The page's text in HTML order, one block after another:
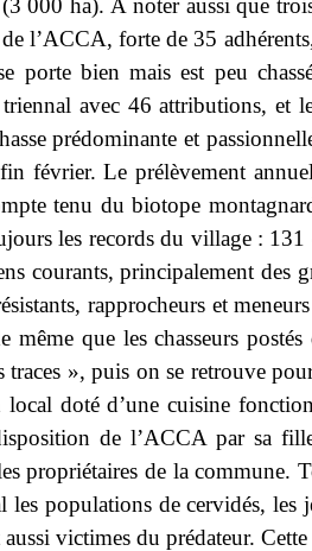
(3 000 ha). A noter aussi que
de l’ACCA, forte de 35
bien mais est peu
avec 46 attributions, et
prédominante et
février. Le prélèvement
tenu du biotope
les records du village :
courants, principalement des
rapprocheurs et
même que les chasseurs
», puis on se retrouve
doté d’une cuisine
de l’ACCA par sa
propriétaires de la commune.
populations de cervidés, les
victimes du prédateur.